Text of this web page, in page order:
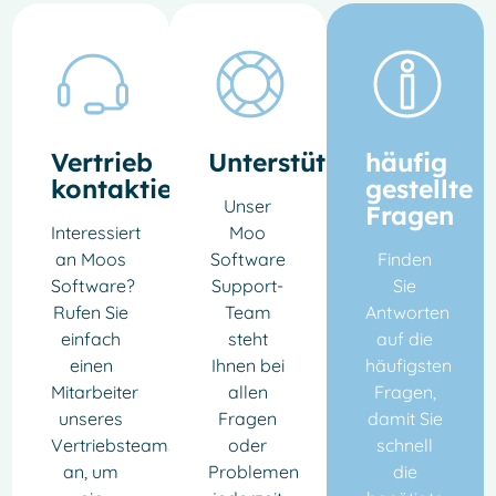
Vertrieb
kontaktieren
Interessiert
an Moos
Software?
Rufen Sie
einfach
einen
Mitarbeiter
unseres
Vertriebsteams
an, um
Unterstützung
Unser
Moo
Software
Support-
Team
steht
Ihnen bei
allen
Fragen
oder
Problemen
häufig
gestellte
Fragen
Finden
Sie
Antworten
auf die
häufigsten
Fragen,
damit Sie
schnell
die